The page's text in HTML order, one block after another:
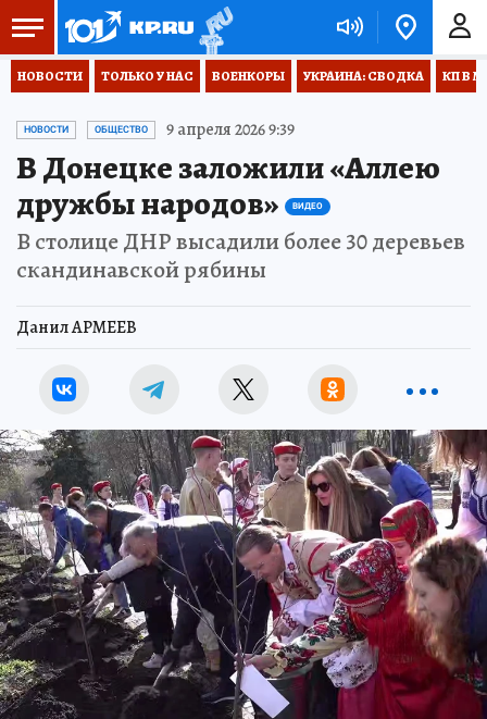
НОВОСТИ ТОЛЬКО У НАС ВОЕНКОРЫ УКРАИНА: СВОДКА КП В
НОВОСТИ ОБЩЕСТВО 9 апреля 2026 9:39
В Донецке заложили «Аллею
дружбы народов»
ВИДЕО
В столице ДНР высадили более 30 деревьев
скандинавской рябины
Данил АРМЕЕВ